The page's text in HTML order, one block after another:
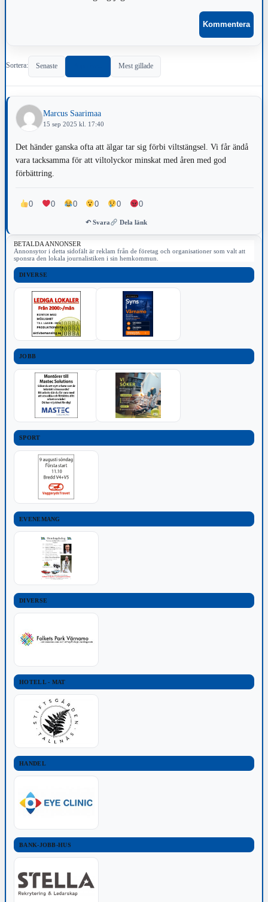
Sortera: Senaste Mest gillade
Marcus Saarimaa
15 sep 2025 kl. 17:40
Det händer ganska ofta att älgar tar sig förbi viltstängsel. Vi får ändå
vara tacksamma för att viltolyckor minskat med åren med god
förbättring.
0 0 0 0 0 0
↶ Svara Dela länk
BETALDA ANNONSER
Annonsytor i detta sidofält är reklam från de företag och organisationer som valt att
sponsra den lokala journalistiken i sin hemkommun.
DIVERSE
JOBB
SPORT
EVENEMANG
DIVERSE
HOTELL - MAT
HANDEL
BANK-JOBB-HUS